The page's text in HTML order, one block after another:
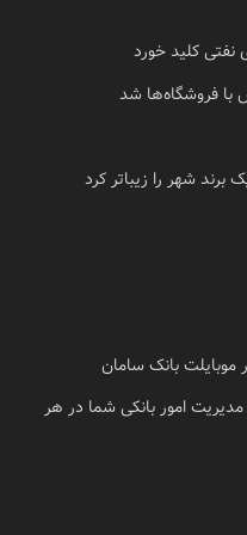
نفتی کلید خورد
با فروشگاه‌ها شد
شهر را زیباتر کرد
بانک سامان
مدیریت امور بانکی شما در هر